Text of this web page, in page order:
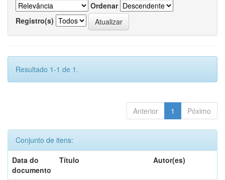
Ordenar
Registro(s)
Resultado 1-1 de 1.
Anterior 1 Póximo
Conjunto de itens:
Data do
documento
Título Autor(es)